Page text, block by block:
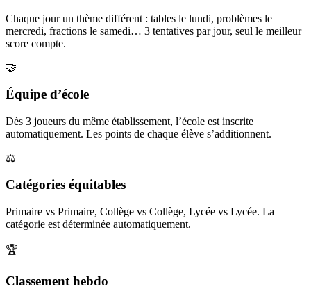
Chaque jour un thème différent : tables le lundi, problèmes le
mercredi, fractions le samedi… 3 tentatives par jour, seul le meilleur
score compte.
🤝
Équipe d’école
Dès 3 joueurs du même établissement, l’école est inscrite
automatiquement. Les points de chaque élève s’additionnent.
⚖️
Catégories équitables
Primaire vs Primaire, Collège vs Collège, Lycée vs Lycée. La
catégorie est déterminée automatiquement.
🏆
Classement hebdo